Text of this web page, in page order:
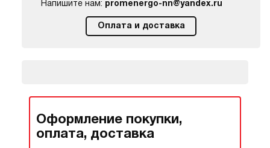
Напишите нам: promenergo-nn@yandex.ru
Оплата и доставка
Оформление покупки,
оплата, доставка